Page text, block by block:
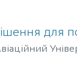
для